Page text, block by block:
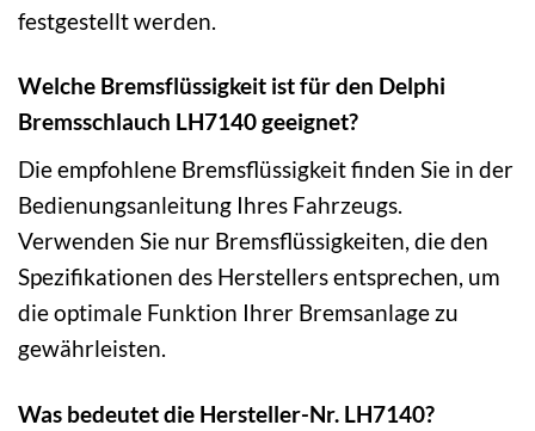
festgestellt werden.
Welche Bremsflüssigkeit ist für den Delphi
Bremsschlauch LH7140 geeignet?
Die empfohlene Bremsflüssigkeit finden Sie in der
Bedienungsanleitung Ihres Fahrzeugs.
Verwenden Sie nur Bremsflüssigkeiten, die den
Spezifikationen des Herstellers entsprechen, um
die optimale Funktion Ihrer Bremsanlage zu
gewährleisten.
Was bedeutet die Hersteller-Nr. LH7140?